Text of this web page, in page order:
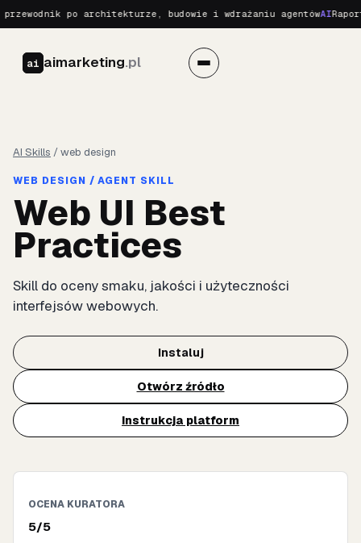
po architekturze, budowie i wdrażaniu agentówAI
ai aimarketing.pl
AI Skills /web design
WEB DESIGN / AGENT SKILL
Web UI Best
Practices
Skill do oceny smaku, jakości i użyteczności
interfejsów webowych.
Instaluj
Otwórz źródło
Instrukcja platform
OCENA KURATORA
5/5